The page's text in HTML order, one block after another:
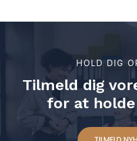
HOLD DIG
Tilmeld dig
for at